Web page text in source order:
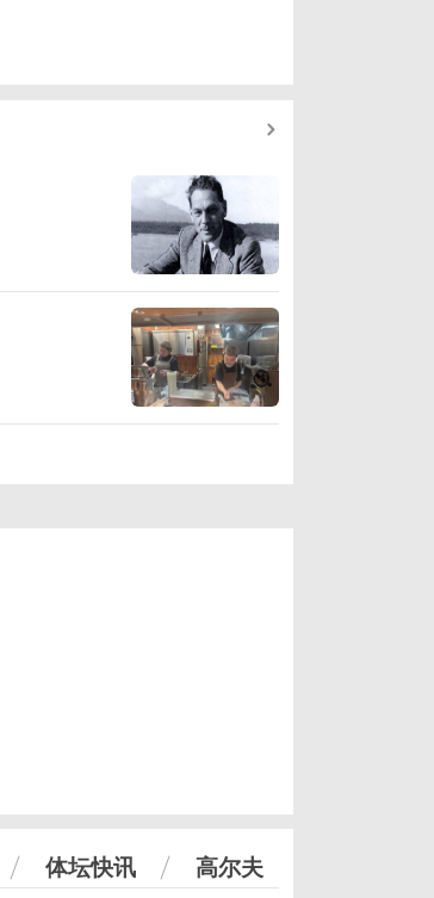
体坛快讯 高尔夫